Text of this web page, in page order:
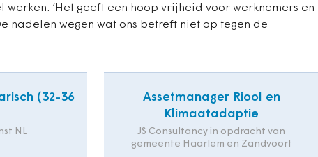
‘Het geeft een hoop vrijheid voor werknemers en
nadelen wegen wat ons betreft niet op tegen de
(32-36
NL
Assetmanager Riool en
Klimaatadaptie
JS Consultancy in opdracht van
gemeente Haarlem en Zandvoort